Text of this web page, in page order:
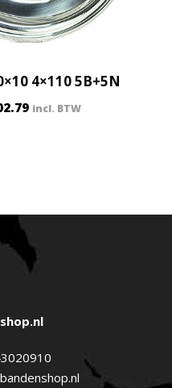
4×110 5B+5N
incl. BTW